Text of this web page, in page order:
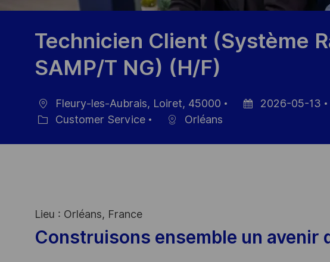
Technicien Client (Système
SAMP/T NG) (H/F)
Ort
Fleury-les-Aubrais, Loiret, 45000
Veröffentlichung
2026-05-13
Customer Service Orléans
Lieu : Orléans, France
Construisons ensemble un avenir